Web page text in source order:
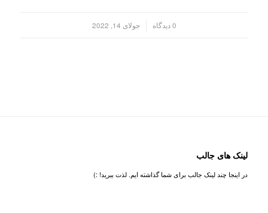
0 دیدگاه جولای 14, 2022
لینک های جالب
در اینجا چند لینک جالب برای شما گذاشته ایم. لذت ببرید! :)